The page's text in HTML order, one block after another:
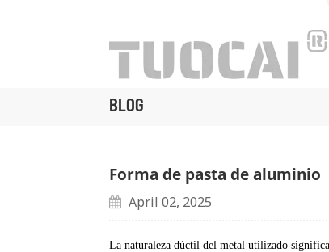
BLOG
Forma de pasta de aluminio
April 02, 2025
La naturaleza dúctil del metal utilizado